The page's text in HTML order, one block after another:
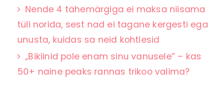
Nende 4 tähemärgiga ei maksa niisama
tüli norida, sest nad ei tagane kergesti ega
unusta, kuidas sa neid kohtlesid
„Bikiinid pole enam sinu vanusele” – kas
50+ naine peaks rannas trikoo valima?